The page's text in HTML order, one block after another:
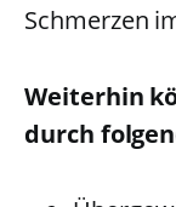
Schmerzen
Weiterhin
durch